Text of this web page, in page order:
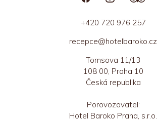
+420 720 976 257
recepce@hotelbaroko.cz
Tomsova 11/13
108 00, Praha 10
Česká republika
Porovozovatel:
Hotel Baroko Praha, s.r.o.